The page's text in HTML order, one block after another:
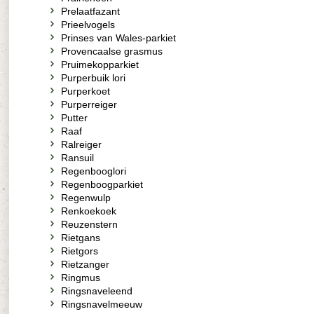
Prelaatfazant
Prieelvogels
Prinses van Wales-parkiet
Provencaalse grasmus
Pruimekopparkiet
Purperbuik lori
Purperkoet
Purperreiger
Putter
Raaf
Ralreiger
Ransuil
Regenbooglori
Regenboogparkiet
Regenwulp
Renkoekoek
Reuzenstern
Rietgans
Rietgors
Rietzanger
Ringmus
Ringsnaveleend
Ringsnavelmeeuw